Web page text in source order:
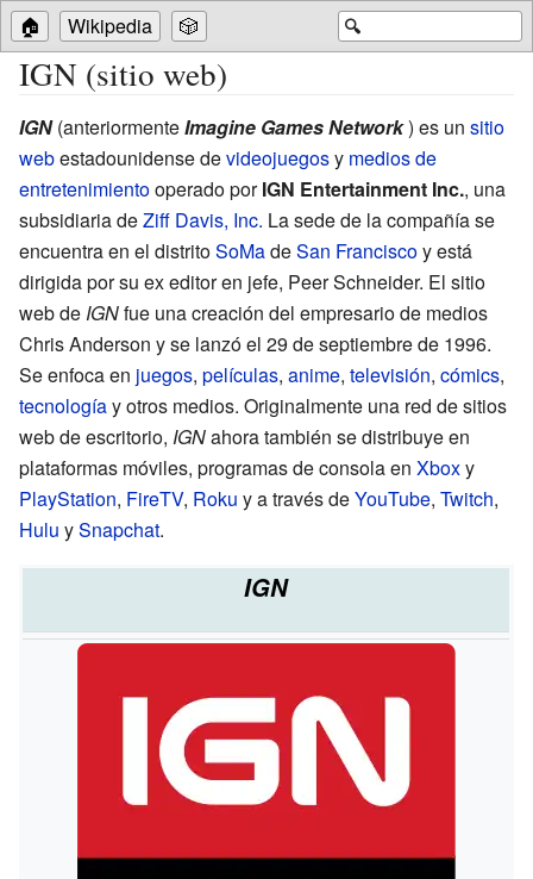
🔍
🏠 Wikipedia 🎲
IGN (sitio web)
IGN(anteriormenteImagine Games Network) es un sitio
webestadounidense devideojuegosy medios de
entretenimientooperado porIGN Entertainment Inc., una
subsidiaria deZiff Davis, Inc. La sede de la compañía se
encuentra en el distritoSoMadeSan Franciscoy está
dirigida por su ex editor en jefe, Peer Schneider. El sitio
web de IGNfue una creación del empresario de medios
Chris Anderson y se lanzó el 29 de septiembre de 1996.
Se enfoca en juegos, películas, anime, televisión, cómics,
tecnologíay otros medios. Originalmente una red de sitios
web de escritorio, IGNahora también se distribuye en
plataformas móviles, programas de consola en Xboxy
PlayStation, FireTV, Roku y a través deYouTube, Twitch,
Hulu ySnapchat.
IGN